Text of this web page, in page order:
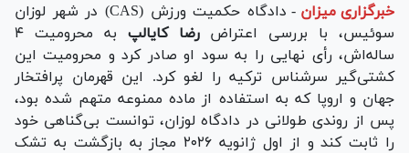
خبرگزاری میزان -
دادگاه حکمیت ورزش (CAS) در شهر لوزان
سوئیس، با بررسی اعتراضرضا کایالپ
به محرومیت ۴
ساله‌اش، رأی نهایی را به سود او صادر کرد و محرومیت این
کشتی‌گیر سرشناس ترکیه را لغو کرد. این قهرمان پرافتخار
جهان و اروپا که به استفاده از ماده ممنوعه متهم شده بود،
پس از روندی طولانی در دادگاه لوزان، توانست بی‌گناهی خود
را ثابت کند و از اول ژانویه ۲۰۲۶ مجاز به بازگشت به تشک